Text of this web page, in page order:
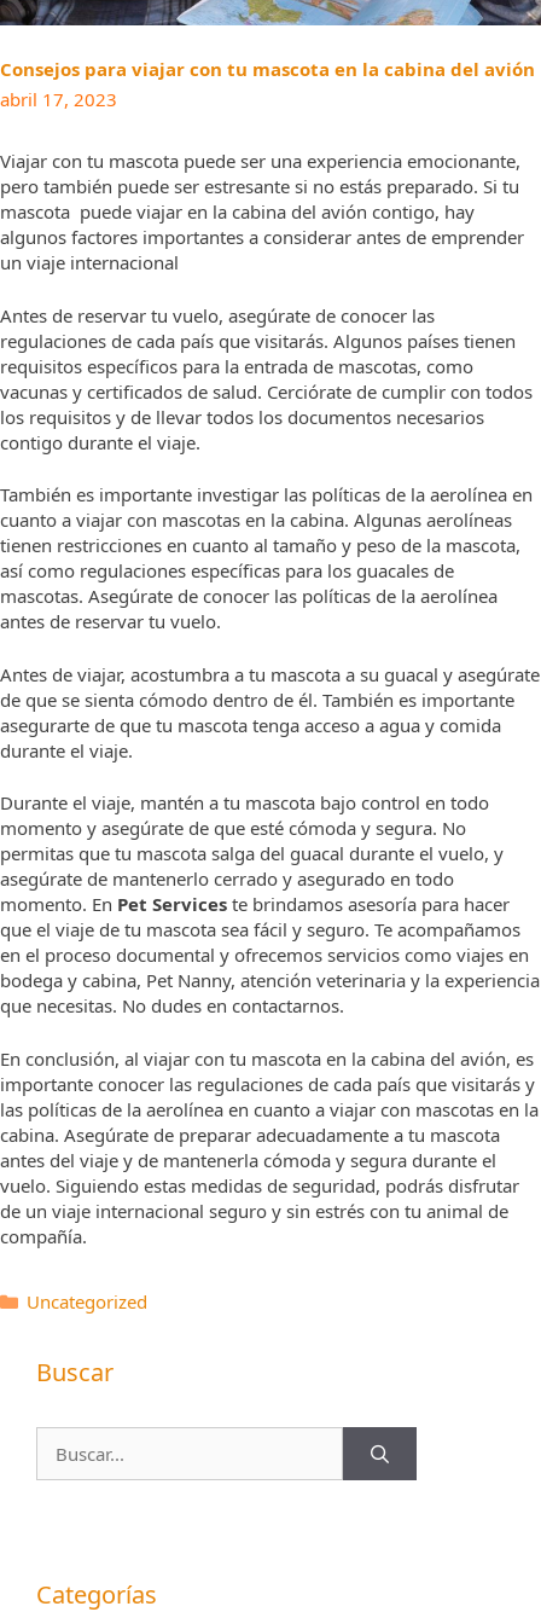
Consejos para viajar con tu mascota en la cabina del avión
abril 17, 2023
Viajar con tu mascota puede ser una experiencia emocionante,
pero también puede ser estresante si no estás preparado. Si tu
mascota puede viajar en la cabina del avión contigo, hay
algunos factores importantes a considerar antes de emprender
un viaje internacional
Antes de reservar tu vuelo, asegúrate de conocer las
regulaciones de cada país que visitarás. Algunos países tienen
requisitos específicos para la entrada de mascotas, como
vacunas y certificados de salud. Cerciórate de cumplir con todos
los requisitos y de llevar todos los documentos necesarios
contigo durante el viaje.
También es importante investigar las políticas de la aerolínea en
cuanto a viajar con mascotas en la cabina. Algunas aerolíneas
tienen restricciones en cuanto al tamaño y peso de la mascota,
así como regulaciones específicas para los guacales de
mascotas. Asegúrate de conocer las políticas de la aerolínea
antes de reservar tu vuelo.
Antes de viajar, acostumbra a tu mascota a su guacal y asegúrate
de que se sienta cómodo dentro de él. También es importante
asegurarte de que tu mascota tenga acceso a agua y comida
durante el viaje.
Durante el viaje, mantén a tu mascota bajo control en todo
momento y asegúrate de que esté cómoda y segura. No
permitas que tu mascota salga del guacal durante el vuelo, y
asegúrate de mantenerlo cerrado y asegurado en todo
momento. En Pet Services te brindamos asesoría para hacer
que el viaje de tu mascota sea fácil y seguro. Te acompañamos
en el proceso documental y ofrecemos servicios como viajes en
bodega y cabina, Pet Nanny, atención veterinaria y la experiencia
que necesitas. No dudes en contactarnos.
En conclusión, al viajar con tu mascota en la cabina del avión, es
importante conocer las regulaciones de cada país que visitarás y
las políticas de la aerolínea en cuanto a viajar con mascotas en la
cabina. Asegúrate de preparar adecuadamente a tu mascota
antes del viaje y de mantenerla cómoda y segura durante el
vuelo. Siguiendo estas medidas de seguridad, podrás disfrutar
de un viaje internacional seguro y sin estrés con tu animal de
compañía.
Categorías
Uncategorized
Buscar
Categorías